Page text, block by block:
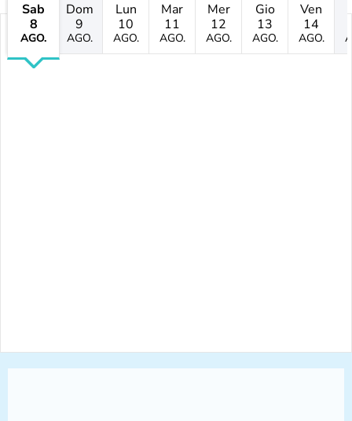
Sab
8
AGO.
Dom
9
AGO.
Lun
10
AGO.
Mar
11
AGO.
Mer
12
AGO.
Gio
13
AGO.
Ven
14
AGO.